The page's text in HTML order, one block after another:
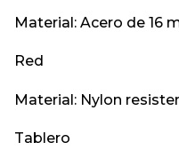
Material: Acero de 16
Red
Material: Nylon
Tablero